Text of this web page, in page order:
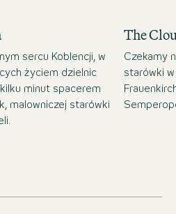
sercu Koblencji, w
życiem dzielnic
minut spacerem
malowniczej starówki
The
Czekamy
starówki